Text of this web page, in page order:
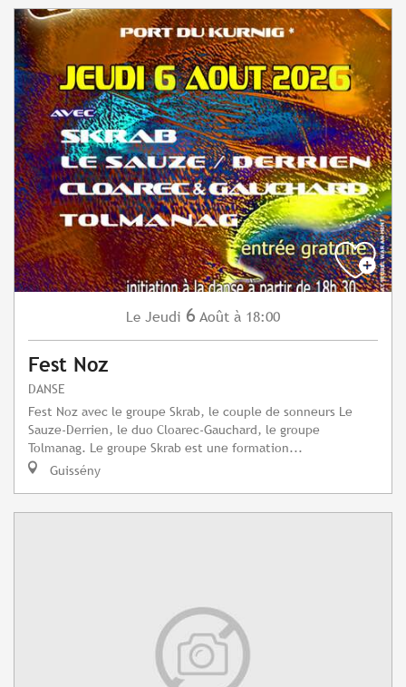
Le Jeudi 6 Août à 18:00
Fest Noz
DANSE
Fest Noz avec le groupe Skrab, le couple de sonneurs Le
Sauze-Derrien, le duo Cloarec-Gauchard, le groupe
Tolmanag. Le groupe Skrab est une formation...
Guissény